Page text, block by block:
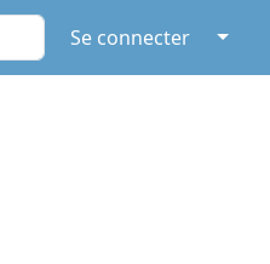
Se connecter ↓